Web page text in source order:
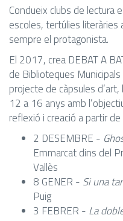
Condueix clubs de lectura
escoles, tertúlies literàries
sempre el protagonista.
El 2017, crea DEBAT A
de Biblioteques Municipals
projecte de càpsules
12 a 16 anys amb
reflexió i creació a partir de
2 DESEMBRE -
Emmarcat dins del
Vallès
8 GENER - Si una
Puig
3 FEBRER - La